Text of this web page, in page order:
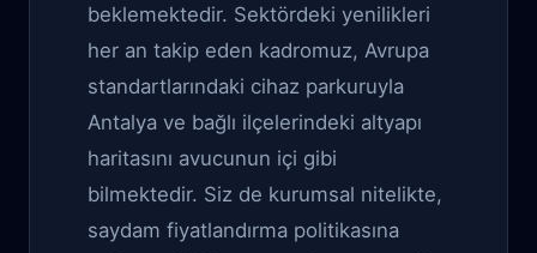
beklemektedir. Sektördeki yenilikleri
her an takip eden kadromuz, Avrupa
standartlarındaki cihaz parkuruyla
Antalya ve bağlı ilçelerindeki altyapı
haritasını avucunun içi gibi
bilmektedir. Siz de kurumsal nitelikte,
saydam fiyatlandırma politikasına